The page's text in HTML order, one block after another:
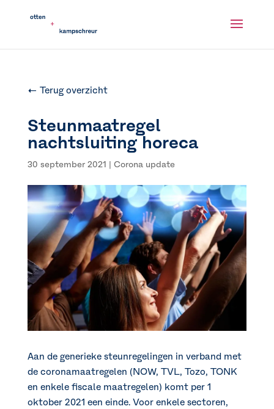
← Terug overzicht
Steunmaatregel
nachtsluiting horeca
30 september 2021 | Corona update
Aan de generieke steunregelingen in verband met
de coronamaatregelen (NOW, TVL, Tozo, TONK
en enkele fiscale maatregelen) komt per 1
oktober 2021 een einde. Voor enkele sectoren,